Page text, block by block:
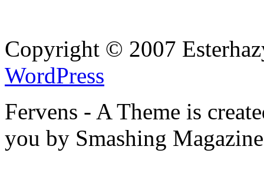
Copyright © 2007
WordPress
Fervens - A Theme is
you by Smashing Magazine